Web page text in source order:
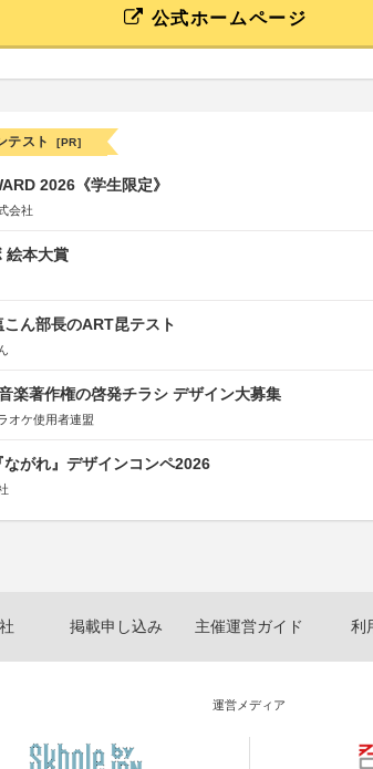
公式ホームページ
テスト [PR]
2026《学生限定》
会社
絵本大賞
ん部長のART昆テスト
楽著作権の啓発チラシ デザイン大募集
オケ使用者連盟
がれ』デザインコンペ2026
掲載申し込み 主催運営ガイド 利
運営メディア